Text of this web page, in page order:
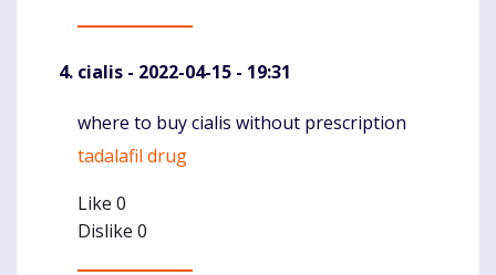
cialis - 2022-04-15 - 19:31
Komentaras
where to buy cialis without prescription
tadalafil drug
Like 0
Dislike 0